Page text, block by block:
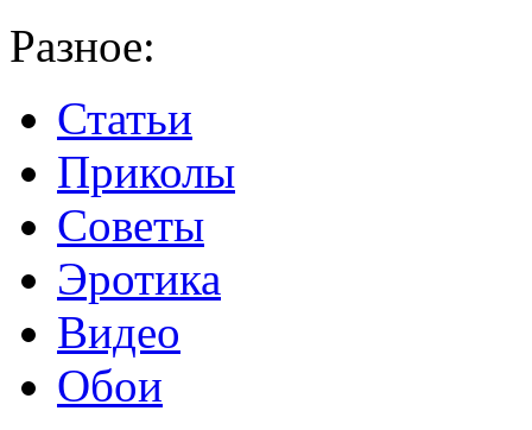
Разное:
Статьи
Приколы
Советы
Эротика
Видео
Обои